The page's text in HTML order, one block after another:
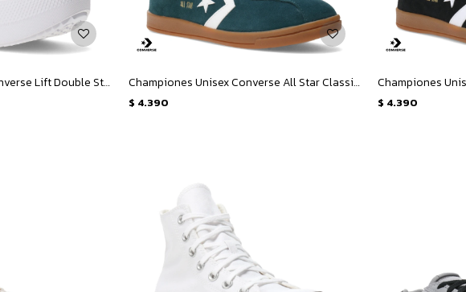
Championes Unisex Converse Lift Double Stack - Negro - Blanco Championes Unisex Converse All Star Classic Trainer Suede - Verde
$ 4.390 $ 4.390